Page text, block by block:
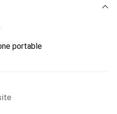
portable